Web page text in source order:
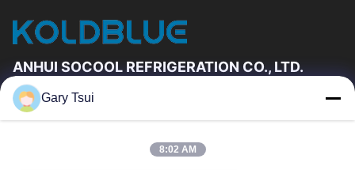
ANHUI SOCOOL REFRIGERATION CO., LTD.
Relações Rápidas
Sobre Nós
Gary Tsui
8:02 AM